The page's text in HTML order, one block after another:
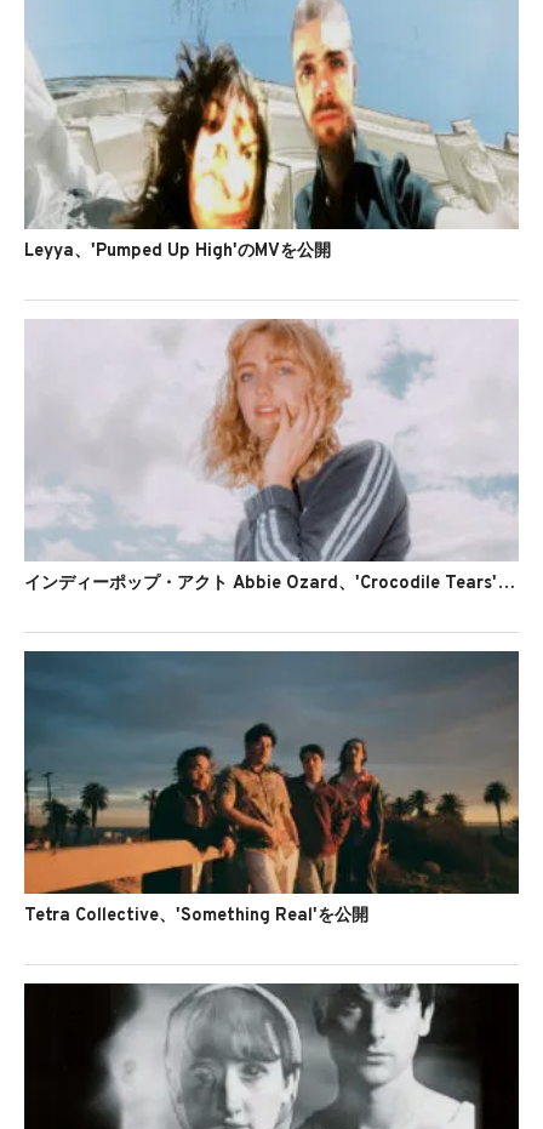
Leyya、'Pumped Up High'のMVを公開
インディーポップ・アクト Abbie Ozard、'Crocodile Tears'のMVを公開
Tetra Collective、'Something Real'を公開